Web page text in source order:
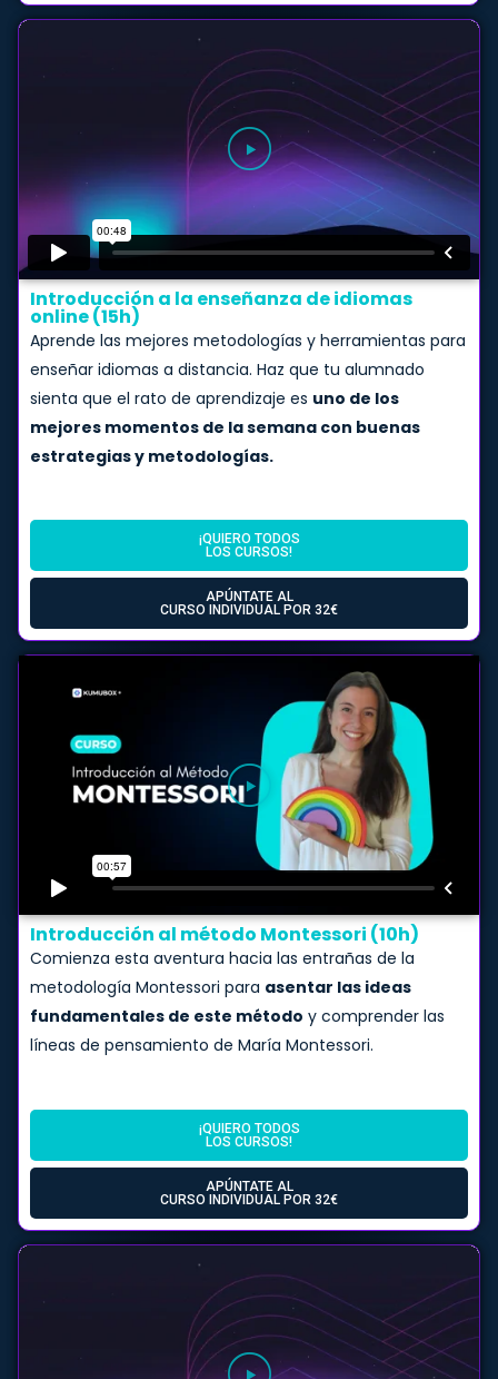
Introducción a la enseñanza de idiomas
online (15h)
Aprende las mejores metodologías y herramientas para
enseñar idiomas a distancia. Haz que tu alumnado
sienta que el rato de aprendizaje es uno de los
mejores momentos de la semana con buenas
estrategias y metodologías.
¡QUIERO TODOS
LOS CURSOS!
APÚNTATE AL
CURSO INDIVIDUAL POR 32€
Introducción al método Montessori (10h)
Comienza esta aventura hacia las entrañas de la
metodología Montessori para asentar las ideas
fundamentales de este método y comprender las
líneas de pensamiento de María Montessori.
¡QUIERO TODOS
LOS CURSOS!
APÚNTATE AL
CURSO INDIVIDUAL POR 32€